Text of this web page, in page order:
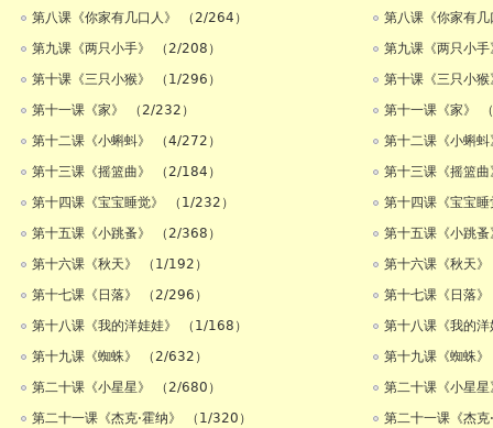
第八课《你家有几口人》 （2/264）
第九课《两只小手》 （2/208）
第十课《三只小猴》 （1/296）
第十一课《家》 （2/232）
第十二课《小蝌蚪》 （4/272）
第十三课《摇篮曲》 （2/184）
第十四课《宝宝睡觉》 （1/232）
第十五课《小跳蚤》 （2/368）
第十六课《秋天》 （1/192）
第十七课《日落》 （2/296）
第十八课《我的洋娃娃》 （1/168）
第十九课《蜘蛛》 （2/632）
第二十课《小星星》 （2/680）
第二十一课《杰克·霍纳》 （1/320）
第八课《你家有
第九课《两只小
第十课《三只小
第十一课《家》
第十二课《小蝌
第十三课《摇篮
第十四课《宝宝
第十五课《小跳
第十六课《秋天
第十七课《日落
第十八课《我的
第十九课《蜘蛛
第二十课《小星
第二十一课《杰